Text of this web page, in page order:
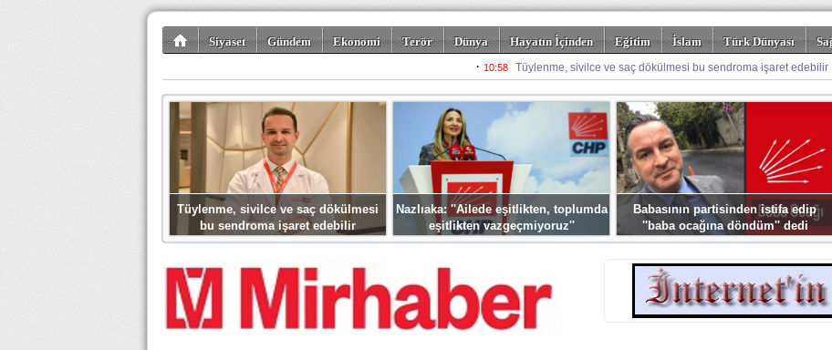
Siyaset Gündem Ekonomi Terör Dünya Hayatın İçinden Eğitim İslam Türk Dünyası
Spor Misafir Kalem Foto Galeriler
Tüylenme, sivilce ve saç dökülmesi
bu sendroma işaret edebilir
Nazlıaka: ''Ailede eşitlikten, toplumda
eşitlikten vazgeçmiyoruz''
Babasının partisinden istifa edip
''baba ocağına döndüm'' dedi